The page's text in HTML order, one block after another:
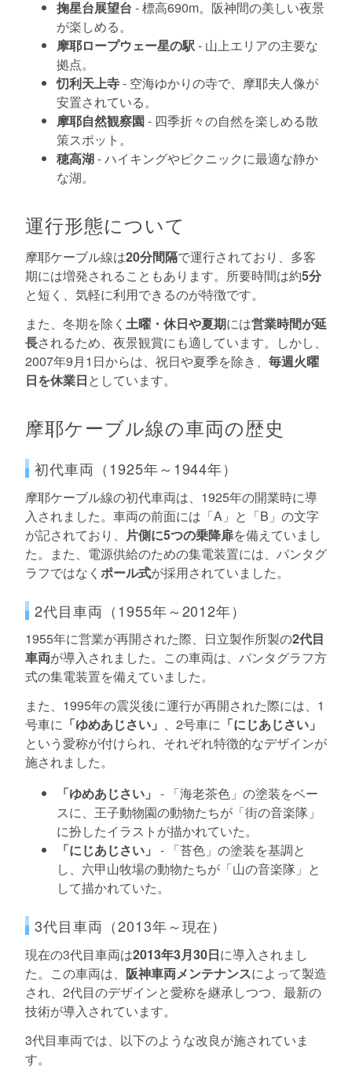
掬星台展望台 - 標高690m。阪神間の美しい夜景
が楽しめる。
摩耶ロープウェー星の駅- 山上エリアの主要な
拠点。
忉利天上寺- 空海ゆかりの寺で、摩耶夫人像が
安置されている。
摩耶自然観察園- 四季折々の自然を楽しめる散
策スポット。
穂高湖- ハイキングやピクニックに最適な静か
な湖。
運行形態について
摩耶ケーブル線は20分間隔で運行されており、多客
期には増発されることもあります。所要時間は約5分
と短く、気軽に利用できるのが特徴です。
また、冬期を除く 土曜・休日や夏期には営業時間が延
長されるため、夜景観賞にも適しています。しかし、
2007年9月1日からは、祝日や夏季を除き、 毎週火曜
日を休業日としています。
摩耶ケーブル線の車両の歴史
初代車両（1925年～1944年）
摩耶ケーブル線の初代車両は、1925年の開業時に導
入されました。車両の前面には「A」と「B」の文字
が記されており、
片側に5つの乗降扉を備えていまし
た。また、電源供給のための集電装置には、パンタグ
ラフではなく ポール式が採用されていました。
2代目車両（1955年～2012年）
1955年に営業が再開された際、日立製作所製の2代目
車両が導入されました。この車両は、パンタグラフ方
式の集電装置を備えていました。
また、1995年の震災後に運行が再開された際には、1
号車に 「ゆめあじさい」 、2号車に 「にじあじさい」
という愛称が付けられ、それぞれ特徴的なデザインが
施されました。
「ゆめあじさい」 - 「海老茶色」の塗装をベー
スに、王子動物園の動物たちが「街の音楽隊」
に扮したイラストが描かれていた。
「にじあじさい」 - 「苔色」の塗装を基調と
し、六甲山牧場の動物たちが「山の音楽隊」と
して描かれていた。
3代目車両（2013年～現在）
現在の3代目車両は2013年3月30日に導入されまし
た。この車両は、 阪神車両メンテナンスによって製造
され、2代目のデザインと愛称を継承しつつ、最新の
技術が導入されています。
3代目車両では、以下のような改良が施されていま
す。